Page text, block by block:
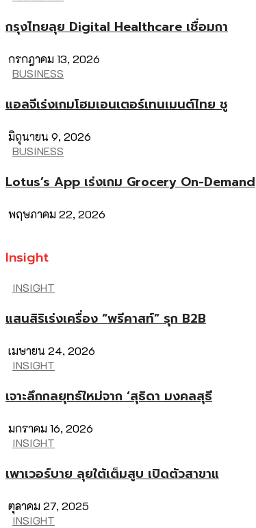
กรุงไทยลุย Digital Healthcare เชื่อมกา
กรกฎาคม 13, 2026
BUSINESS
แอลจีเร่งเกมโฮมเอนเตอร์เทนเมนต์ไทย ชู
มิถุนายน 9, 2026
BUSINESS
Lotus’s App เร่งเกม Grocery On-Demand
พฤษภาคม 22, 2026
Insight
INSIGHT
แสนสิริเร่งเครื่อง “พรีคาสท์” รุก B2B
เมษายน 24, 2026
INSIGHT
เจาะลึกกลยุทธ์ใหม่จาก ‘สุธิดา มงคลสุธี
มกราคม 16, 2026
INSIGHT
เพาเวอร์บาย ลุยใต้เต็มสูบ เปิดตัวสาขาแ
ตุลาคม 27, 2025
INSIGHT